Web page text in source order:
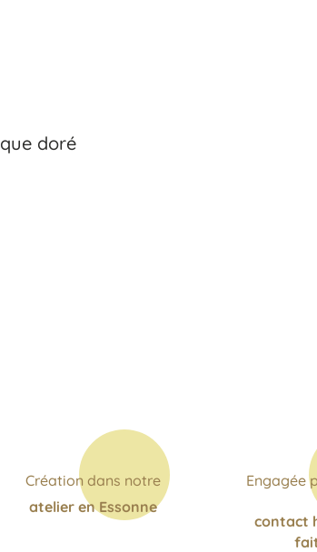
doré
Création dans notre
atelier en Essonne
Engagée
contact